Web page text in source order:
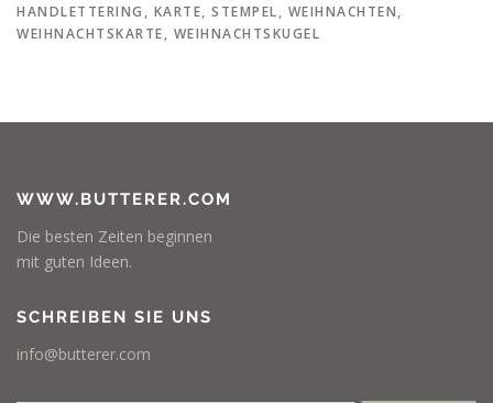
HANDLETTERING , KARTE, STEMPEL, WEIHNACHTEN,
WEIHNACHTSKARTE, WEIHNACHTSKUGEL
WWW.BUTTERER.COM
Die besten Zeiten beginnen
mit guten Ideen.
SCHREIBEN SIE UNS
info@butterer.com